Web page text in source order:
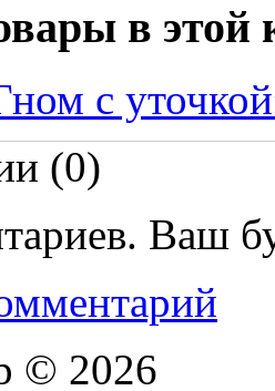
в этой
с
(0)
Ваш
© 2026